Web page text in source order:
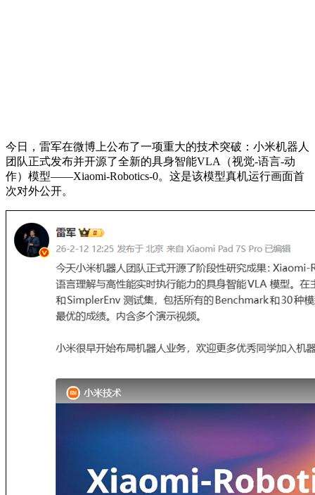
今日，雷军在微博上公布了一项重大的技术突破：小米机器人
团队正式发布并开源了全新的具身智能VLA（视觉-语言-动
作）模型——Xiaomi-Robotics-0。这是该模型真机运行画面首
次对外公开。